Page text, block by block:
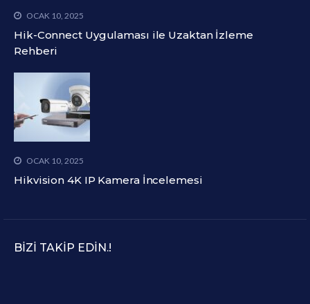
OCAK 10, 2025
Hik-Connect Uygulaması ile Uzaktan İzleme
Rehberi
OCAK 10, 2025
Hikvision 4K IP Kamera İncelemesi
BIZI TAKIP EDIN.!